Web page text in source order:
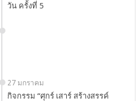
วัน ครั้งที่ 5
27 มกราคม
กิจกรรม “ศุกร์ เสาร์ สร้างสรรค์